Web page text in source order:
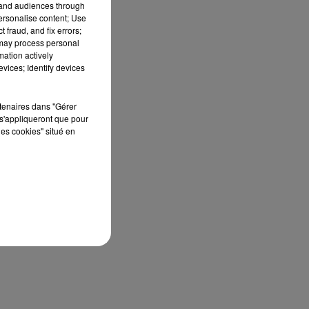
audiences through
content; Use
fraud, and fix errors;
process personal
actively
Identify devices
dans "Gérer
que pour
cookies" situé en